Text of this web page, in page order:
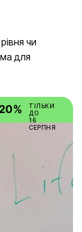
чи
для
ТІЛЬКИ
ДО
16
СЕРПНЯ